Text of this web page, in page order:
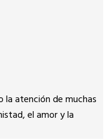
la atención de muchas
el amor y la